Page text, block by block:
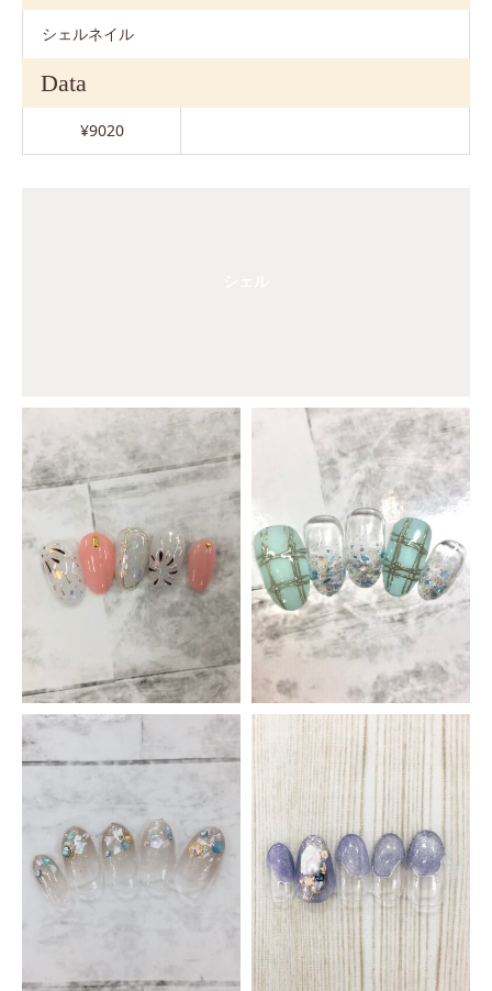
シェルネイル
Data
¥9020